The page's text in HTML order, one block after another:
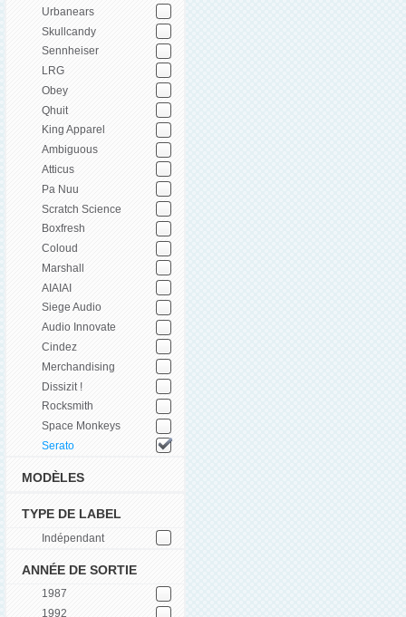
Urbanears
Skullcandy
Sennheiser
LRG
Obey
Qhuit
King Apparel
Ambiguous
Atticus
Pa Nuu
Scratch Science
Boxfresh
Coloud
Marshall
AIAIAI
Siege Audio
Audio Innovate
Cindez
Merchandising
Dissizit !
Rocksmith
Space Monkeys
Serato
MODÈLES
TYPE DE LABEL
Indépendant
ANNÉE DE SORTIE
1987
1992